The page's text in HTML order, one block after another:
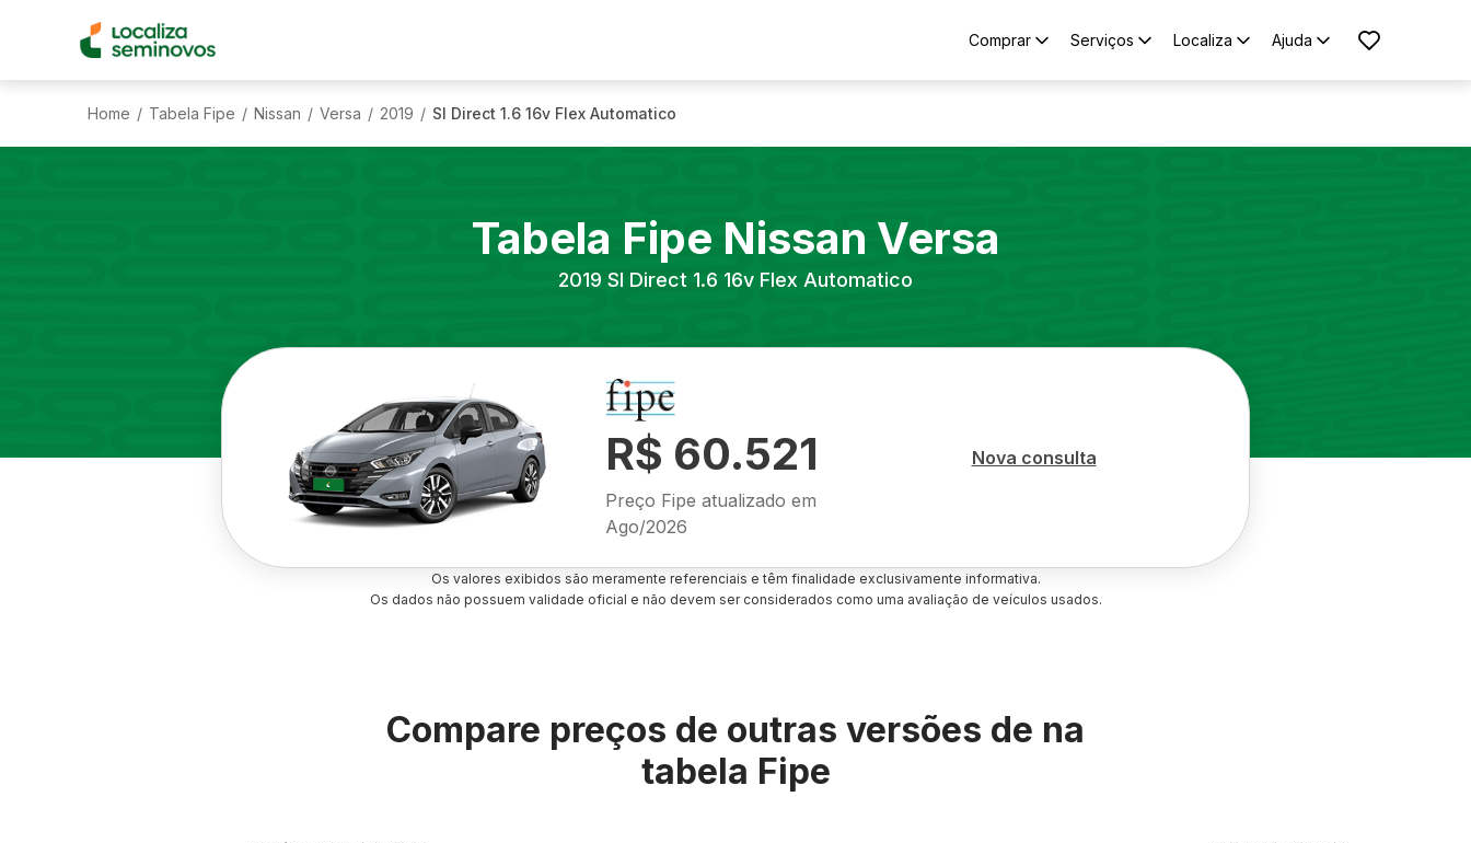
Comprar Serviços Localiza Ajuda
Home / Tabela Fipe / Nissan / Versa / 2019 / Sl Direct 1.6 16v Flex Automatico
Tabela Fipe Nissan Versa
2019 Sl Direct 1.6 16v Flex Automatico
R$ 60.521
Preço Fipe atualizado em
Ago/2026
Nova consulta
Os valores exibidos são meramente referenciais e têm finalidade exclusivamente informativa.
Os dados não possuem validade oficial e não devem ser considerados como uma avaliação de veículos usados.
Compare preços de outras versões de na
tabela Fipe